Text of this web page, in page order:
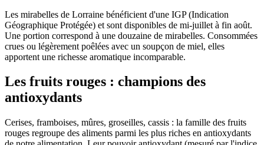
Les mirabelles de Lorraine bénéficient d'une IGP (Indication
Géographique Protégée) et sont disponibles de mi-juillet à fin août.
Une portion correspond à une douzaine de mirabelles. Consommées
crues ou légèrement poêlées avec un soupçon de miel, elles
apportent une richesse aromatique incomparable.
Les fruits rouges : champions des
antioxydants
Cerises, framboises, mûres, groseilles, cassis : la famille des fruits
rouges regroupe des aliments parmi les plus riches en antioxydants